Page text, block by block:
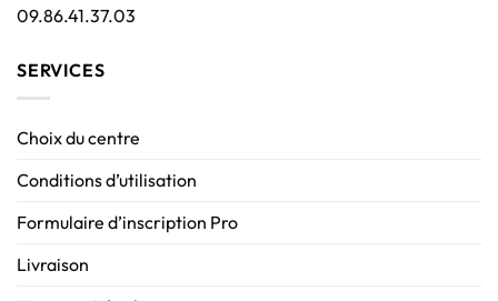
09.86.41.37.03
SERVICES
Choix du centre
Conditions d’utilisation
Formulaire d’inscription Pro
Livraison